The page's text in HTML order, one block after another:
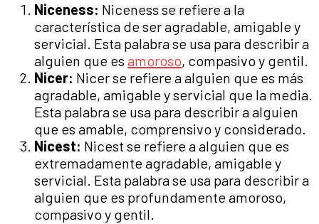
Niceness: Niceness se refiere a la
característica de ser agradable, amigable y
servicial. Esta palabra se usa para describir a
alguien que es amoroso, compasivo y gentil.
Nicer: Nicer se refiere a alguien que es más
agradable, amigable y servicial que la media.
Esta palabra se usa para describir a alguien
que es amable, comprensivo y considerado.
Nicest: Nicest se refiere a alguien que es
extremadamente agradable, amigable y
servicial. Esta palabra se usa para describir a
alguien que es profundamente amoroso,
compasivo y gentil.